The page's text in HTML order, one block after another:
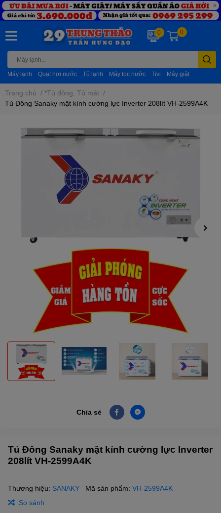
Máy lạnh Quạt hơi nước Tủ lạnh Máy lọc nước Tivi Máy giặt
0 0
Trang chủ / *Tủ đông, Tủ mát /
Tủ Đông Sanaky mặt kính cường lực Inverter 208lít VH-2599A4K
Chia sẻ
Tủ Đông Sanaky mặt kính cường lực Inverter
208lít VH-2599A4K
Thương hiệu: SANAKY Mã sản phẩm: VH-2599A4K
So sánh